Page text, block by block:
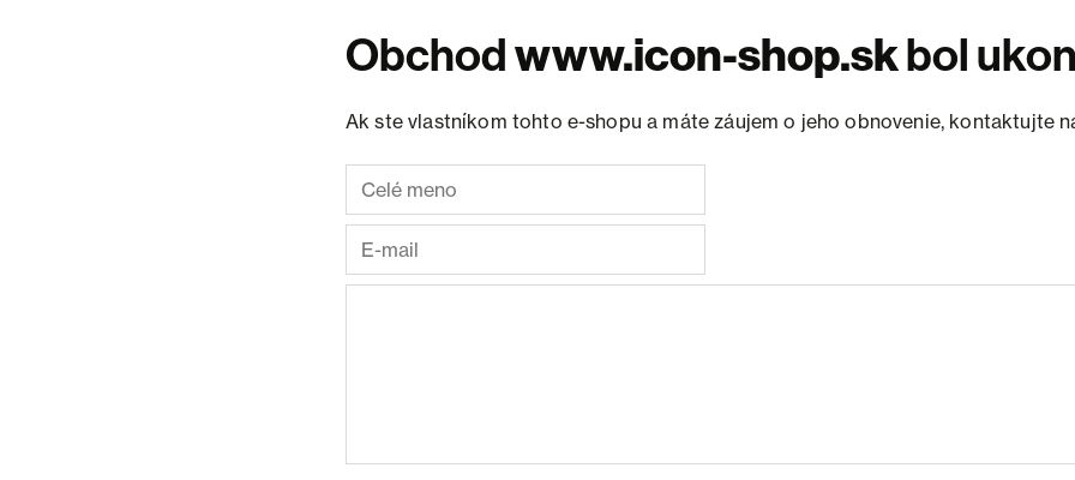
Obchodwww.icon-shop.skbol
Ak ste vlastníkom tohto e-shopu a máte záujem o jeho obnovenie, kontaktujte